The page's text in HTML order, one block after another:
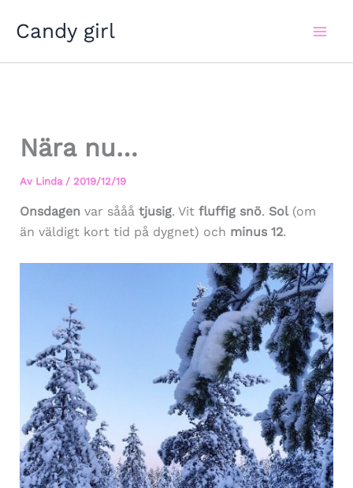
Candy girl
Nära nu…
Av Linda / 2019/12/19
Onsdagen var sååå tjusig. Vit fluffig snö. Sol(om
än väldigt kort tid på dygnet) och minus 12.